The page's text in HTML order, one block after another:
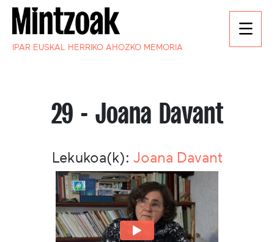
IPAR EUSKAL HERRIKO AHOZKO MEMORIA
29 - Joana Davant
Lekukoa(k): Joana Davant